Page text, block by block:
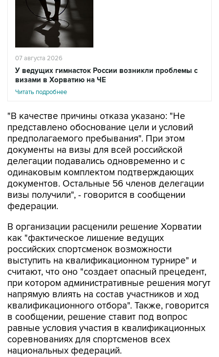
07 августа 2026
У ведущих гимнасток России возникли проблемы с
визами в Хорватию на ЧЕ
Читать подробнее
"В качестве причины отказа указано: "Не
представлено обоснование цели и условий
предполагаемого пребывания". При этом
документы на визы для всей российской
делегации подавались одновременно и с
одинаковым комплектом подтверждающих
документов. Остальные 56 членов делегации
визы получили", - говорится в сообщении
федерации.
В организации расценили решение Хорватии
как "фактическое лишение ведущих
российских спортсменок возможности
выступить на квалификационном турнире" и
считают, что оно "создает опасный прецедент,
при котором административные решения могут
напрямую влиять на состав участников и ход
квалификационного отбора". Также, говорится
в сообщении, решение ставит под вопрос
равные условия участия в квалификационных
соревнованиях для спортсменов всех
национальных федераций.